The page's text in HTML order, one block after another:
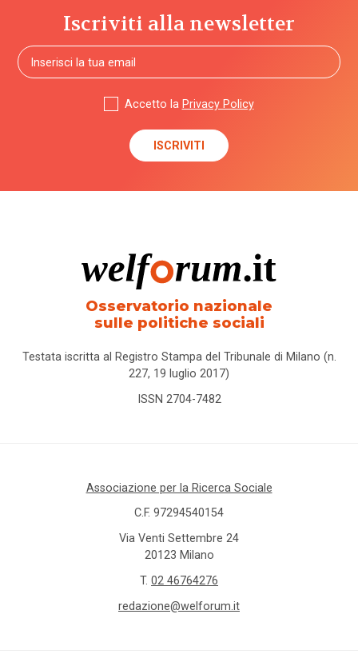
Iscriviti alla newsletter
Accetto la Privacy Policy
Osservatorio nazionale
sulle politiche sociali
Testata iscritta al Registro Stampa del Tribunale di Milano (n.
227, 19 luglio 2017)
ISSN 2704-7482
Associazione per la Ricerca Sociale
C.F. 97294540154
Via Venti Settembre 24
20123 Milano
T. 02 46764276
redazione@welforum.it